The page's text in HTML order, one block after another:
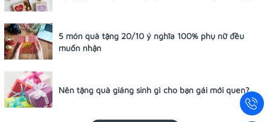
5 món quà tặng 20/10 ý nghĩa 100% phụ nữ đều
muốn nhận
Nên tặng quà giáng sinh gì cho bạn gái mới quen?